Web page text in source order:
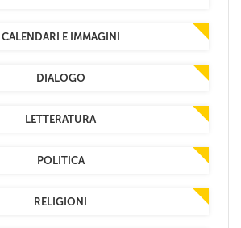
CALENDARI E IMMAGINI
DIALOGO
LETTERATURA
POLITICA
RELIGIONI